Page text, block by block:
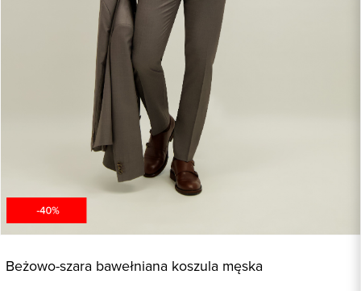
Beżowo-szara bawełniana koszula męska